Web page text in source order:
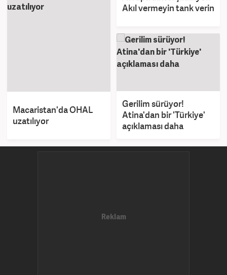
Akıl vermeyin tank verin
Macaristan'da OHAL
uzatılıyor
Gerilim sürüyor!
Atina'dan bir 'Türkiye'
açıklaması daha